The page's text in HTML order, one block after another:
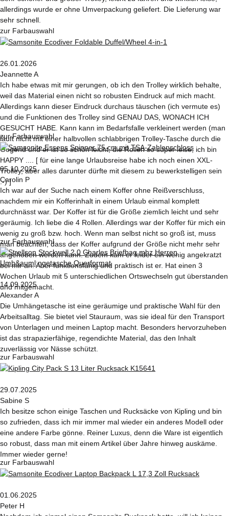
allerdings wurde er ohne Umverpackung geliefert. Die Lieferung war
sehr schnell.
zur Farbauswahl
26.01.2026
Jeannette A
Ich habe etwas mit mir gerungen, ob ich den Trolley wirklich behalte,
weil das Material einen nicht so robusten Eindruck auf mich macht.
Allerdings kann dieser Eindruck durchaus täuschen (ich vermute es)
und die Funktionen des Trolley sind GENAU DAS, WONACH ICH
GESUCHT HABE. Kann kann im Bedarfsfalle verkleinert werden (man
läuft nicht mit einer halbvollen schlabbrigen Trolley-Tasche durch die
Gegend und er ist so schön leicht, die Rollen so super leise, ich bin
HAPPY .... [ für eine lange Urlaubsreise habe ich noch einen XXL-
Trolley, aber alles darunter dürfte mit diesem zu bewerkstelligen sein
:-) ]
zur Farbauswahl
05.10.2025
Carolin P
Ich war auf der Suche nach einem Koffer ohne Reißverschluss,
nachdem mir ein Kofferinhalt in einem Urlaub einmal komplett
durchnässt war. Der Koffer ist für die Größe ziemlich leicht und sehr
geräumig. Ich liebe die 4 Rollen. Allerdings war der Koffer für mich ein
wenig zu groß bzw. hoch. Wenn man selbst nicht so groß ist, muss
man beachten, dass der Koffer aufgrund der Größe nicht mehr sehr
angehoben werden kann. Zudem kam er leider ein wenig angekratzt
bei mir an. Aber funktionsfähig und praktisch ist er. Hat einen 3
Wochen Urlaub mit 5 unterschiedlichen Ortswechseln gut überstanden
und mitgemacht.
zur Farbauswahl
14.09.2025
Alexander A
Die Umhängetasche ist eine geräumige und praktische Wahl für den
Arbeitsalltag. Sie bietet viel Stauraum, was sie ideal für den Transport
von Unterlagen und meinen Laptop macht. Besonders hervorzuheben
ist das strapazierfähige, regendichte Material, das den Inhalt
zuverlässig vor Nässe schützt.
zur Farbauswahl
29.07.2025
Sabine S
Ich besitze schon einige Taschen und Rucksäcke von Kipling und bin
so zufrieden, dass ich mir immer mal wieder ein anderes Modell oder
eine andere Farbe gönne. Reiner Luxus, denn die Ware ist eigentlich
so robust, dass man mit einem Artikel über Jahre hinweg auskäme.
Immer wieder gerne!
zur Farbauswahl
01.06.2025
Peter H